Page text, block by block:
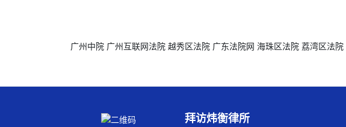
广州中院 广州互联网法院 越秀区法院 广东法院网 海珠区法院 荔湾区法院
拜访炜衡律所